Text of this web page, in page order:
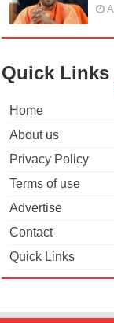
Quick Links
Home
About us
Privacy Policy
Terms of use
Advertise
Contact
Quick Links